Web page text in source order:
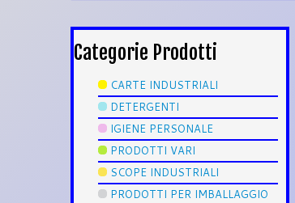
Categorie Prodotti
CARTE INDUSTRIALI
DETERGENTI
IGIENE PERSONALE
PRODOTTI VARI
SCOPE INDUSTRIALI
PRODOTTI PER IMBALLAGGIO